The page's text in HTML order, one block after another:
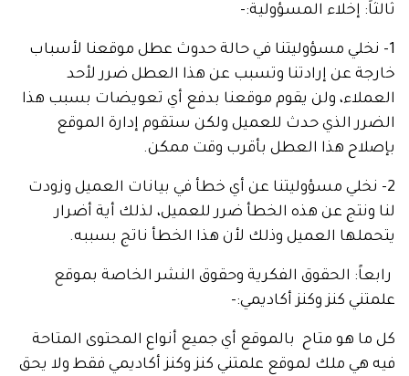
ثالثاً: إخلاء المسؤولية:-
1- نخلي مسؤوليتنا في حالة حدوث عطل موقعنا لأسباب
خارجة عن إرادتنا وتسبب عن هذا العطل ضرر لأحد
العملاء، ولن يقوم موقعنا بدفع أي تعويضات بسبب هذا
الضرر الذي حدث للعميل ولكن ستقوم إدارة الموقع
بإصلاح هذا العطل بأقرب وقت ممكن.
2- نخلي مسؤوليتنا عن أي خطأ في بيانات العميل وزودت
لنا ونتج عن هذه الخطأ ضرر للعميل، لذلك أية أضرار
يتحملها العميل وذلك لأن هذا الخطأ ناتج بسببه.
رابعاً: الحقوق الفكرية وحقوق النشر الخاصة بموقع
علمتني كنز وكنز أكاديمي:-
كل ما هو متاح بالموقع أي جميع أنواع المحتوى المتاحة
فيه هي ملك لموقع علمتني كنز وكنز أكاديمي فقط ولا يحق